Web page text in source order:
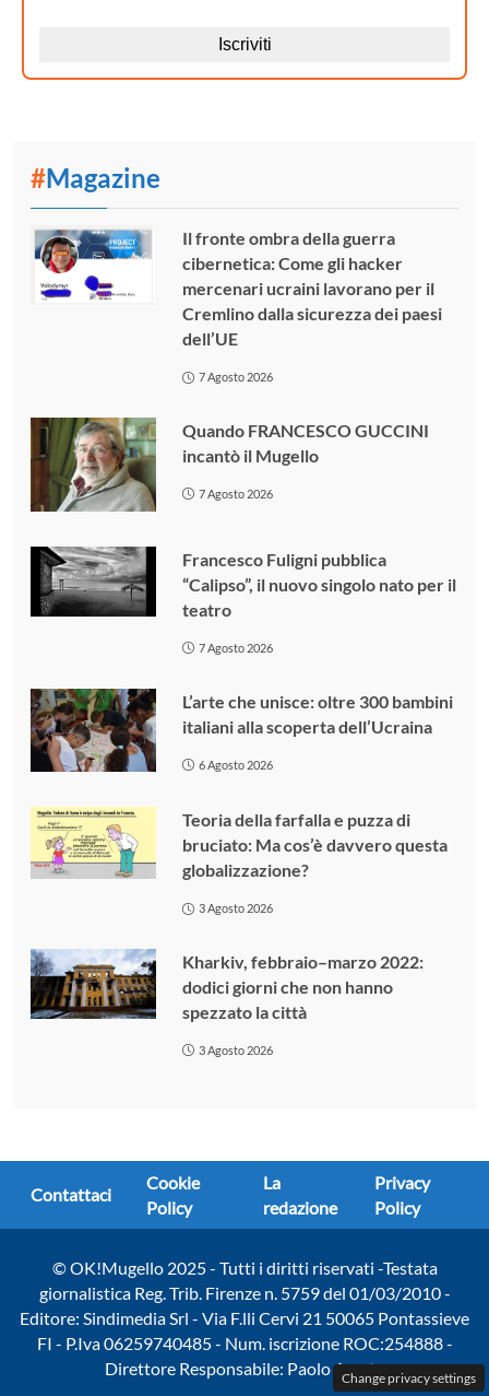
#Magazine
Il fronte ombra della guerra
cibernetica: Come gli hacker
mercenari ucraini lavorano per il
Cremlino dalla sicurezza dei paesi
dell’UE
7 Agosto 2026
Quando FRANCESCO GUCCINI
incantò il Mugello
7 Agosto 2026
Francesco Fuligni pubblica
“Calipso”, il nuovo singolo nato per il
teatro
7 Agosto 2026
L’arte che unisce: oltre 300 bambini
italiani alla scoperta dell’Ucraina
6 Agosto 2026
Teoria della farfalla e puzza di
bruciato: Ma cos’è davvero questa
globalizzazione?
3 Agosto 2026
Kharkiv, febbraio–marzo 2022:
dodici giorni che non hanno
spezzato la città
3 Agosto 2026
Contattaci
Cookie
Policy
La
redazione
Privacy
Policy
© OK!Mugello 2025 - Tutti i diritti riservati -Testata
giornalistica Reg. Trib. Firenze n. 5759 del 01/03/2010 -
Editore: Sindimedia Srl - Via F.lli Cervi 21 50065 Pontassieve
FI - P.Iva 06259740485 - Num. iscrizione ROC:254888 -
Direttore Responsabile: Paolo AmatoChange privacy settings